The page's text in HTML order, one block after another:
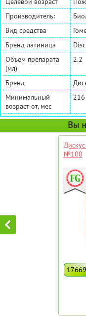
Производитель:
Вид средства
Бренд латиница
Объем препарата
(мл)
2.2
Бренд
Минимальный
возраст от, мес
216
Вы
№100